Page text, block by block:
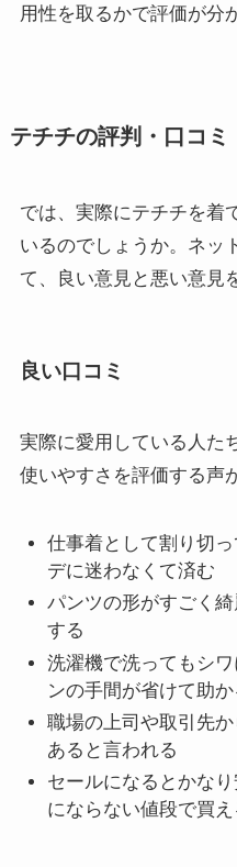
用性を取るかで評価が分
テチチの評判・口コミ
では、実際にテチチを着
いるのでしょうか。ネッ
て、良い意見と悪い意見
良い口コミ
実際に愛用している人た
使いやすさを評価する声
仕事着として割り切
デに迷わなくて済む
パンツの形がすごく
する
洗濯機で洗ってもシ
ンの手間が省けて助
職場の上司や取引先
あると言われる
セールになるとかな
にならない値段で買